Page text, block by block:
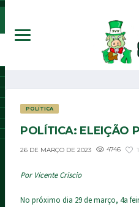
POLÍTICA
POLÍTICA: ELEIÇÃO
26 DE MARÇO DE 2023 4746
Por Vicente Criscio
No próximo dia 29 de março, 4a